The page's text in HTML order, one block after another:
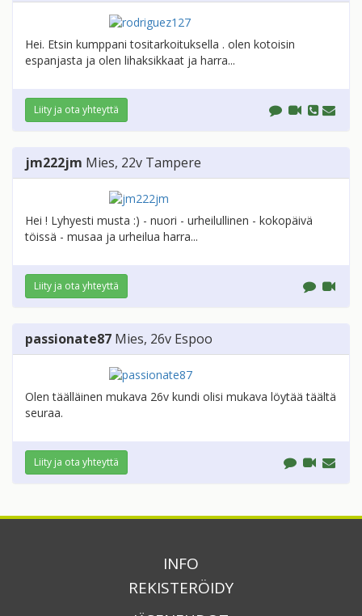
Hei. Etsin kumppani tositarkoituksella . olen kotoisin
espanjasta ja olen lihaksikkaat ja harra...
Liity ja ota yhteyttä
jm222jm Mies, 22v Tampere
Hei ! Lyhyesti musta :) - nuori - urheilullinen - kokopäivä
töissä - musaa ja urheilua harra...
Liity ja ota yhteyttä
passionate87 Mies, 26v Espoo
Olen täälläinen mukava 26v kundi olisi mukava löytää täältä
seuraa.
Liity ja ota yhteyttä
INFO
REKISTERÖIDY